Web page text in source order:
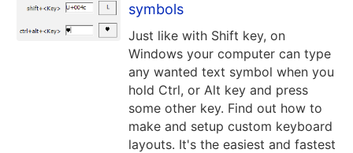
symbols
Just like with Shift key, on
Windows your computer can type
any wanted text symbol when you
hold Ctrl, or Alt key and press
some other key. Find out how to
make and setup custom keyboard
layouts. It's the easiest and fastest